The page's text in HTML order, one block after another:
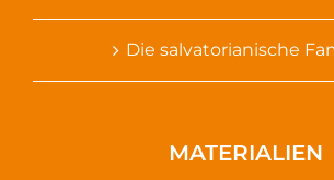
Die salvatorianische
MATERIALIEN